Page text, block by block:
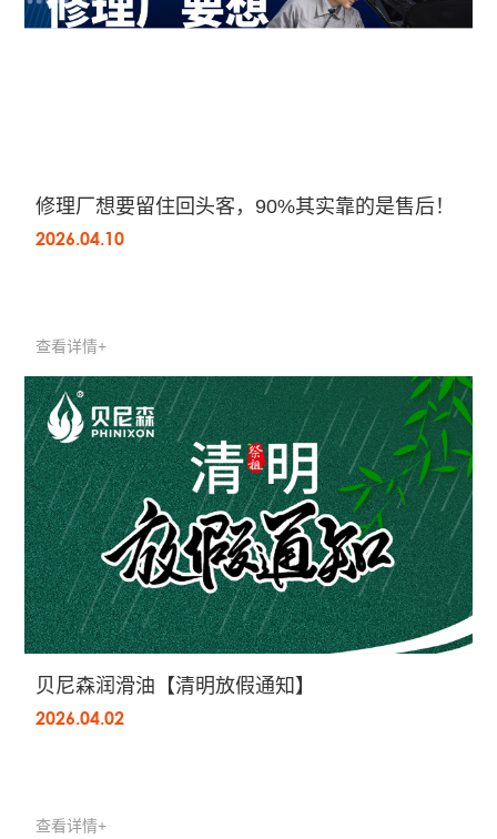
修理厂想要留住回头客，90%其实靠的是售后！
2026.04.10
查看详情+
贝尼森润滑油【清明放假通知】
2026.04.02
查看详情+